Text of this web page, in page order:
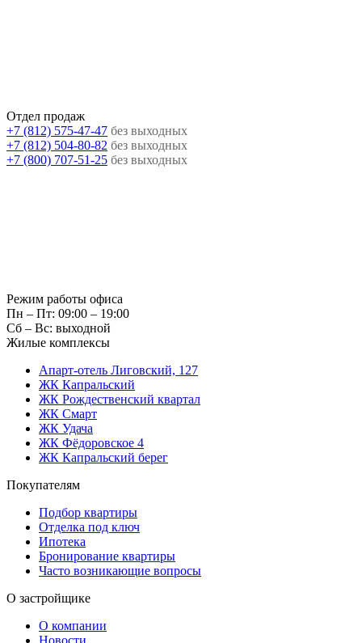
Отдел продаж
+7 (812) 575-47-47 без выходных
+7 (812) 504-80-82 без выходных
+7 (800) 707-51-25 без выходных
Режим работы офиса
Пн – Пт: 09:00 – 19:00
Сб – Вс: выходной
Жилые комплексы
Апарт-отель Лиговский, 127
ЖК Капральский
ЖК Рождественский квартал
ЖК Смарт
ЖК Удача
ЖК Фёдоровское 4
ЖК Капральский берег
Покупателям
Подбор квартиры
Отделка под ключ
Ипотека
Бронирование квартиры
Часто возникающие вопросы
О застройщике
О компании